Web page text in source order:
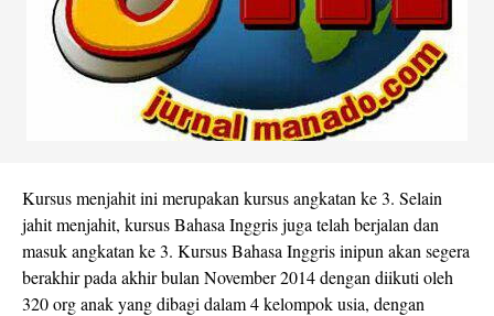
Kursus menjahit ini merupakan kursus angkatan ke 3. Selain
jahit menjahit, kursus Bahasa Inggris juga telah berjalan dan
masuk angkatan ke 3. Kursus Bahasa Inggris inipun akan segera
berakhir pada akhir bulan November 2014 dengan diikuti oleh
320 org anak yang dibagi dalam 4 kelompok usia, dengan